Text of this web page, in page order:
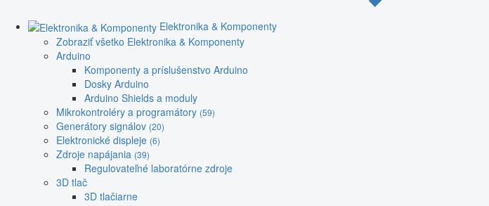
Elektronika & Komponenty
Zobraziť všetko Elektronika & Komponenty
Arduino
Komponenty a príslušenstvo Arduino
Dosky Arduino
Arduino Shields a moduly
Mikrokontroléry a programátory (59)
Generátory signálov (20)
Elektronické displeje (6)
Zdroje napájania (39)
Regulovateľné laboratórne zdroje
3D tlač
3D tlačiarne